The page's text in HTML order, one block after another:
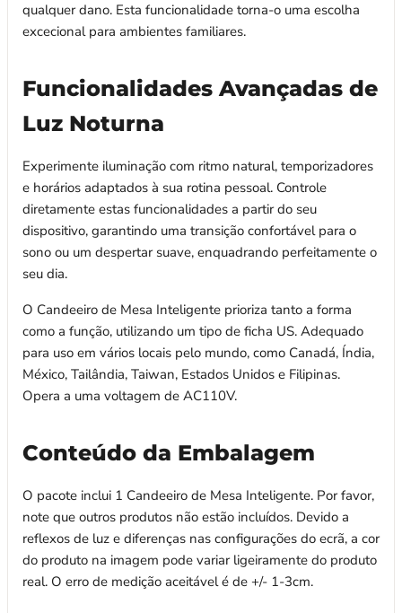
qualquer dano. Esta funcionalidade torna-o uma escolha
excecional para ambientes familiares.
Funcionalidades Avançadas de
Luz Noturna
Experimente iluminação com ritmo natural, temporizadores
e horários adaptados à sua rotina pessoal. Controle
diretamente estas funcionalidades a partir do seu
dispositivo, garantindo uma transição confortável para o
sono ou um despertar suave, enquadrando perfeitamente o
seu dia.
O Candeeiro de Mesa Inteligente prioriza tanto a forma
como a função, utilizando um tipo de ficha US. Adequado
para uso em vários locais pelo mundo, como Canadá, Índia,
México, Tailândia, Taiwan, Estados Unidos e Filipinas.
Opera a uma voltagem de AC110V.
Conteúdo da Embalagem
O pacote inclui 1 Candeeiro de Mesa Inteligente. Por favor,
note que outros produtos não estão incluídos. Devido a
reflexos de luz e diferenças nas configurações do ecrã, a cor
do produto na imagem pode variar ligeiramente do produto
real. O erro de medição aceitável é de +/- 1-3cm.